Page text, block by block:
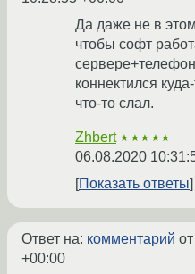
Да даже не в
чтобы софт
коннектился
что-то слал.
Zhbert ★★★★★
06.08.2020
Показать ответы
Ответ на: комментарий
+00:00